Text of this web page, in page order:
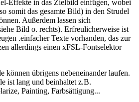
Effekte in das Zielbild einfügen, wobei
somit das gesamte Bild) in den Strudel
Außerdem lassen sich
Bild o. rechts). Erfreulicherweise ist
.einfacher Texte vorhanden, das zur
allerdings einen xFSL-Fontselektor
können übrigens nebeneinander laufen.
ist lang und beinhaltet z.B.
Painting, Farbsättigung...